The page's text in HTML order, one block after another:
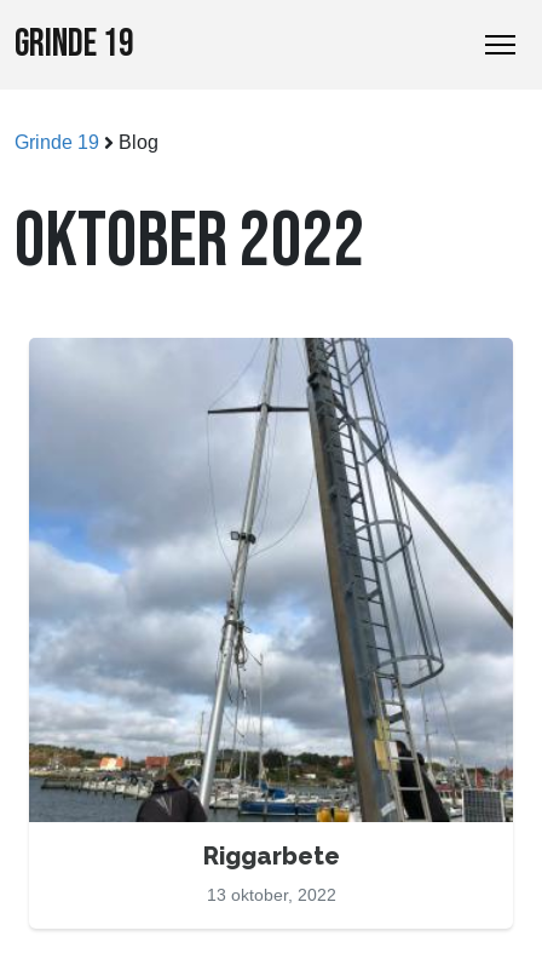
GRINDE 19
Grinde 19 Blog
OKTOBER 2022
Riggarbete
13 oktober, 2022